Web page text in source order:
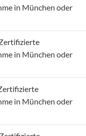
in München oder
in München oder
in München oder